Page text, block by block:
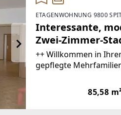
ETAGENWOHNUNG 9800
Interessante,
Zwei-Zimmer-
++ Willkommen in
gepflegte
möchten und eine
Mietgemeinschaft
85,58